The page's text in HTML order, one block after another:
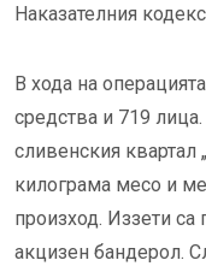
Наказателния
В хода на
средства и 719
сливенския квартал
килограма месо и
произход. Иззети са
акцизен бандерол.